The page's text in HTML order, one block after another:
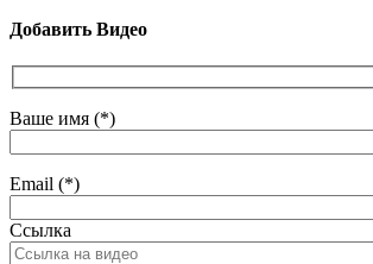
Добавить Видео
Ваше имя (*)
Email (*)
Ссылка